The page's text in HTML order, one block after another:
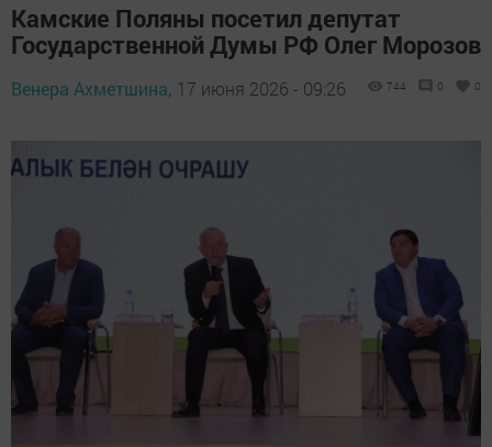
Камские Поляны посетил депутат
Государственной Думы РФ Олег Морозов
Венера Ахметшина, 17 июня 2026 - 09:26 744 0 0